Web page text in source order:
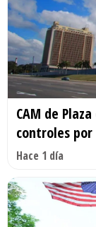
CAM de
controles
Hace 1 día